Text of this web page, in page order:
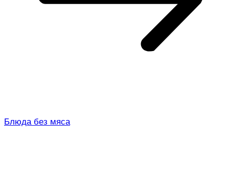
Блюда без мяса